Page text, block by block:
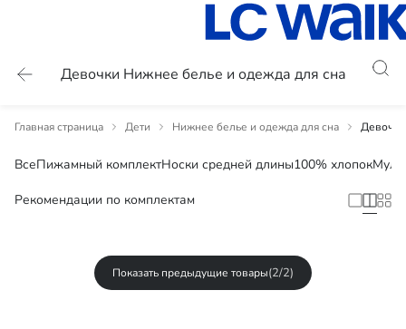
Девочки Нижнее белье и одежда для сна
Главная страница Дети Нижнее белье и одежда для сна
ВсеПижамный комплектНоски средней длины100% хлопок
Рекомендации по комплектам
Показать предыдущие товары(2/2)